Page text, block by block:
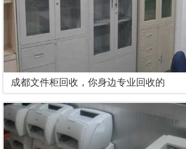
成都文件柜回收，你身边专业回收的